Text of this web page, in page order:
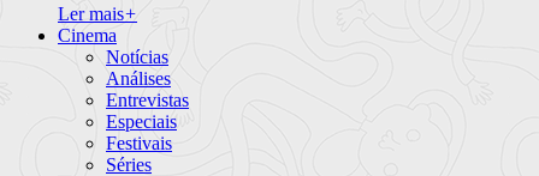
Ler mais+
Cinema
Notícias
Análises
Entrevistas
Especiais
Festivais
Séries